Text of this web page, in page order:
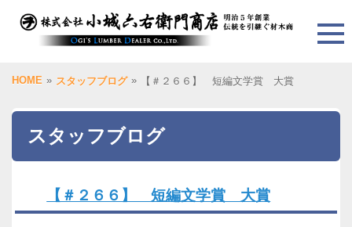
HOME » スタッフブログ » 【＃２６６】 短編文学賞 大賞
スタッフブログ
【＃２６６】 短編文学賞 大賞